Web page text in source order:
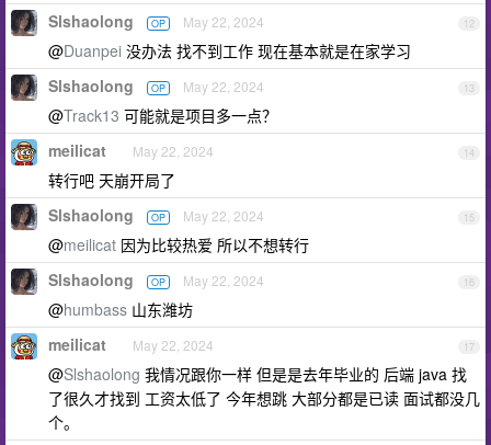
12
Slshaolong OP May 22, 2024
@Duanpei 没办法 找不到工作 现在基本就是在家学习
13
Slshaolong OP May 22, 2024
@Track13 可能就是项目多一点？
14
meilicat May 22, 2024
转行吧 天崩开局了
15
Slshaolong OP May 22, 2024
@meilicat 因为比较热爱 所以不想转行
16
Slshaolong OP May 22, 2024
@humbass 山东潍坊
17
meilicat May 22, 2024
@Slshaolong 我情况跟你一样 但是是去年毕业的 后端 java 找
了很久才找到 工资太低了 今年想跳 大部分都是已读 面试都没几
个。